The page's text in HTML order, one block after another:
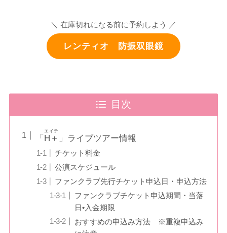
＼ 在庫切れになる前に予約しよう ／
レンティオ 防振双眼鏡
目次
「 H＋
エイチ
」ライブツアー情報
チケット料金
公演スケジュール
ファンクラブ先行チケット申込日・申込方法
ファンクラブチケット申込期間・当落
日•入金期限
おすすめの申込み方法 ※重複申込み